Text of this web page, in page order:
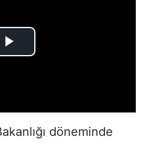
döneminde